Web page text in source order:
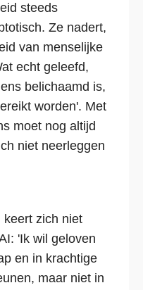
steeds
Ze nadert,
van menselijke
echt geleefd,
belichaamd is,
worden'. Met
moet nog altijd
niet neerleggen
keert zich niet
'Ik wil geloven
en in krachtige
maar niet in